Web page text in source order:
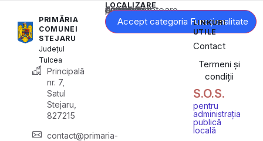
PRIMĂRIA
COMUNEI
STEJARU
Județul
Tulcea
Principală
nr. 7,
Satul
Stejaru,
827215
contact@primaria-
LOCALIZARE
Acest conținut este blocat până când acceptați categoria corespunzătoare de cookie-uri.
Accept categoria Funcționalitate
LINKURI
UTILE
Contact
Termeni și
condiții
S.O.S.
pentru
administrația
publică
locală